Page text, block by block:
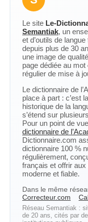
Le site Le-
Semantiak, un
et d’outils de
depuis plus de 30
une image de
page dédiée au mot
régulier de mise à
Le dictionnaire de
place à part : c’est
historique de la
s’étend sur
Pour un point de
dictionnaire de
Dictionnaire.com
dictionnaire 100 %
régulièrement,
français et offrir aux
moderne et fiable.
Dans le même
Correcteur.com
Réseau Semantiak :
de 20 ans, cités par